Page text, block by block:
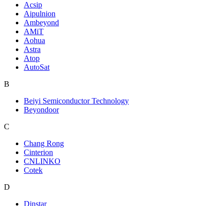
Acsip
Aipulnion
Ambeyond
AMiT
Aohua
Astra
Atop
AutoSat
B
Beiyi Semiconductor Technology
Beyondoor
C
Chang Rong
Cinterion
CNLINKO
Cotek
D
Dinstar